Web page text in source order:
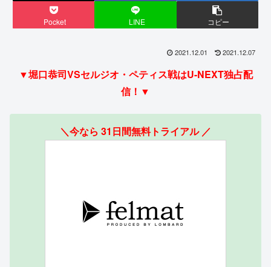
Pocket LINE コピー
2021.12.01 2021.12.07
▼堀口恭司VSセルジオ・ペティス戦はU-NEXT独占配
信！▼
＼今なら 31日間無料トライアル ／